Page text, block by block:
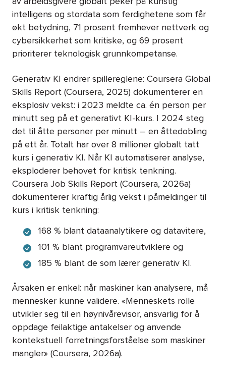
intelligens og stordata som ferdighetene som får
økt betydning, 71 prosent fremhever nettverk og
cybersikkerhet som kritiske, og 69 prosent
prioriterer teknologisk grunnkompetanse.
Generativ KI endrer spillereglene: Coursera Global
Skills Report (Coursera, 2025) dokumenterer en
eksplosiv vekst: i 2023 meldte ca. én person per
minutt seg på et generativt KI-kurs. I 2024 steg
det til åtte personer per minutt – en åttedobling
på ett år. Totalt har over 8 millioner globalt tatt
kurs i generativ KI. Når KI automatiserer analyse,
eksploderer behovet for kritisk tenkning.
Coursera Job Skills Report (Coursera, 2026a)
dokumenterer kraftig årlig vekst i påmeldinger til
kurs i kritisk tenkning:
168 % blant dataanalytikere og datavitere,
101 % blant programvareutviklere og
185 % blant de som lærer generativ KI.
Årsaken er enkel: når maskiner kan analysere, må
mennesker kunne validere. «Menneskets rolle
utvikler seg til en høynivårevisor, ansvarlig for å
oppdage feilaktige antakelser og anvende
kontekstuell forretningsforståelse som maskiner
mangler» (Coursera, 2026a).